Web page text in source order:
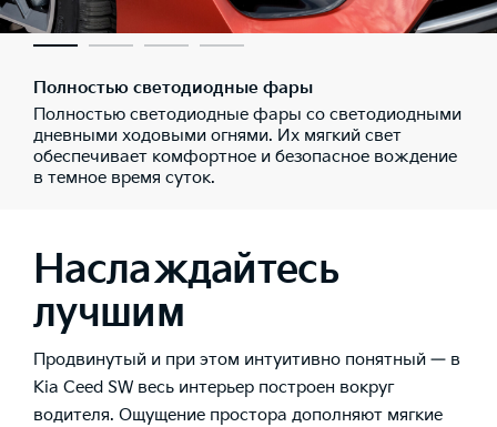
Полностью светодиодные фары
Полностью светодиодные фары со светодиодными
дневными ходовыми огнями. Их мягкий свет
обеспечивает комфортное и безопасное вождение
в темное время суток.
Наслаждайтесь
лучшим
Продвинутый и при этом интуитивно понятный — в
Kia Ceed SW весь интерьер построен вокруг
водителя. Ощущение простора дополняют мягкие